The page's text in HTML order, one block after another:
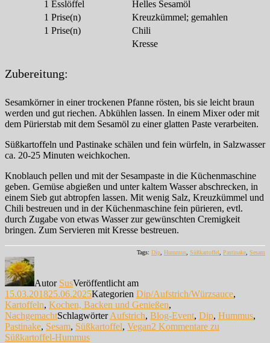
1 Esslöffel
Helles Sesamöl
1 Prise(n)
Kreuzkümmel; gemahlen
1 Prise(n)
Chili
Kresse
Zubereitung:
Sesamkörner in einer trockenen Pfanne rösten, bis sie leicht braun
werden und gut riechen. Abkühlen lassen. In einem Mixer oder mit
dem Pürierstab mit dem Sesamöl zu einer glatten Paste verarbeiten.
Süßkartoffeln und Pastinake schälen und fein würfeln, in Salzwasser
ca. 20-25 Minuten weichkochen.
Knoblauch pellen und mit der Sesampaste in die Küchenmaschine
geben. Gemüse abgießen und unter kaltem Wasser abschrecken, in
einem Sieb gut abtropfen lassen. Mit wenig Salz, Kreuzkümmel und
Chili bestreuen und in der Küchenmaschine fein pürieren, evtl.
durch Zugabe von etwas Wasser zur gewünschten Cremigkeit
bringen. Zum Servieren mit Kresse bestreuen.
Tags: Dip Hummus Süßkartoffel Pastinake Sesam
Autor SusVeröffentlicht am
15.03.201825.06.2025Kategorien Dip/Aufstrich/Würzsauce,
Kartoffeln, Kochen, Backen und Genießen,
NachgemachtSchlagwörterAufstrich, Blog-Event, Dip, Hummus,
Pastinake, Sesam, Süßkartoffel, Vegan2 Kommentare zu
Süßkartoffel-Hummus